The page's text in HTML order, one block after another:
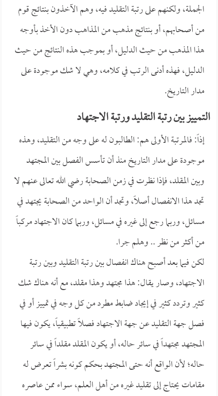
الجملة، ولكنهم على رتبة التقليد فيه، وهم الآخذون بنتائج قوم
من أصحابهم، أو بنتائج مذهب من المذاهب دون الأخذ بأوجه
هذا المذهب من حيث الدليل، أو بموجب هذه النتائج من حيث
الدليل، فهذه أدنى الرتب في كلامه، وهي لا شك موجودة على
مدار التاريخ.
التمييز بين رتبة التقليد ورتبة الاجتهاد
إذاً: فالمرتبة الأولى هم: الطالبون له على وجه من التقليد، وهذه
موجودة على مدار التاريخ منذ أن تأسس الفصل بين المجتهد
وبين المقلد، فإذا نظرت في زمن الصحابة رضي الله تعالى عنهم لا
تجد هذا الانفصال أصلاً، وتجد أن الواحد من الصحابة يجتهد في
مسائل، وربما رجع إلى غيره في مسائل، وربما كان الاجتهاد مركباً
من أكثر من نظر .. وهلم جرا.
لكن فيما بعد أصبح هناك انفصال بين رتبة التقليد وبين رتبة
الاجتهاد، وصار يقال: هذا مجتهد وهذا مقلد، مع أنه هناك شك
كثير وتردد كثير في إيجاد ضابط مطرد من كل وجه في تمييز أو في
فصل جهة التقليد عن جهة الاجتهاد فصلاً تطبيقياً، يكون فيها
المجتهد مجتهداً في سائر حاله، أو يكون المقلد مقلداً في سائر
حاله؛ لأن الواقع أنه حتى المجتهد بحكم كونه بشراً تعرض له
مقامات يحتاج إلى تقليد غيره من أهل العلم، سواء ممن عاصره